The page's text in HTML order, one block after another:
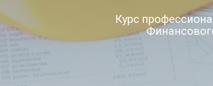
Курс